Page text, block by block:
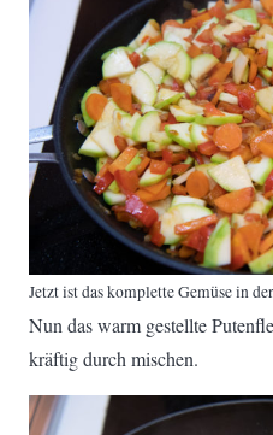
Jetzt ist das komplette Gemüse in
Nun das warm gestellte
kräftig durch mischen.